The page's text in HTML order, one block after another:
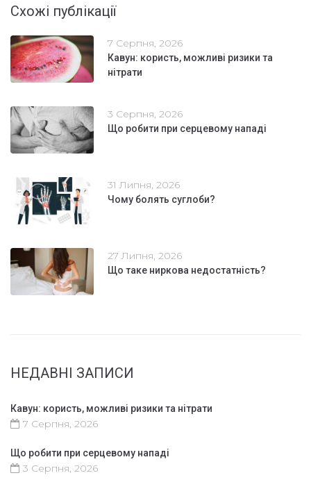
Схожі публікації
7 Серпня, 2026
Кавун: користь, можливі ризики та
нітрати
3 Серпня, 2026
Що робити при серцевому нападі
31 Липня, 2026
Чому болять суглоби?
27 Липня, 2026
Що таке ниркова недостатність?
НЕДАВНІ ЗАПИСИ
Кавун: користь, можливі ризики та нітрати
7 Серпня, 2026
Що робити при серцевому нападі
3 Серпня, 2026